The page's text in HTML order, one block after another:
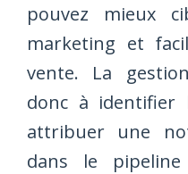
pouvez mieux
marketing et
vente. La
donc à identifier
attribuer une
dans le